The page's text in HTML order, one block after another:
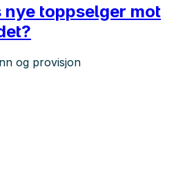
nye toppselger mot
og provisjon